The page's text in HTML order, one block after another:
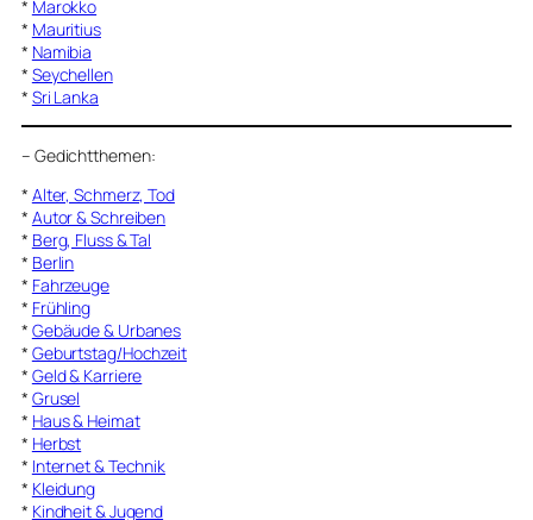
* Marokko
* Mauritius
* Namibia
* Seychellen
* Sri Lanka
– Gedichtthemen:
* Alter, Schmerz, Tod
* Autor & Schreiben
* Berg, Fluss & Tal
* Berlin
* Fahrzeuge
* Frühling
* Gebäude & Urbanes
* Geburtstag/Hochzeit
* Geld & Karriere
* Grusel
* Haus & Heimat
* Herbst
* Internet & Technik
* Kleidung
* Kindheit & Jugend